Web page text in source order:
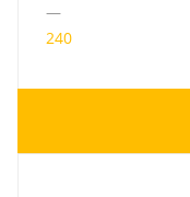
—
240